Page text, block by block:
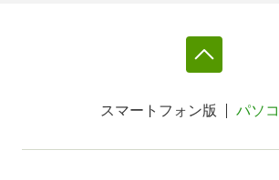
スマートフォン版 パソ